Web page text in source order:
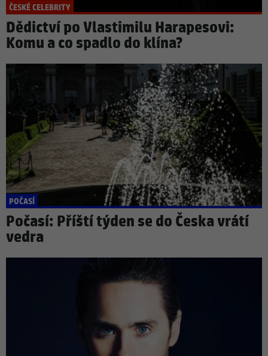
ČESKÉ CELEBRITY
Dědictví po Vlastimilu Harapesovi:
Komu a co spadlo do klína?
POČASÍ
Počasí: Příští týden se do Česka vrátí
vedra